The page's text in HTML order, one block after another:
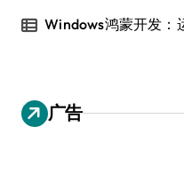
Windows鸿蒙开发：
广告